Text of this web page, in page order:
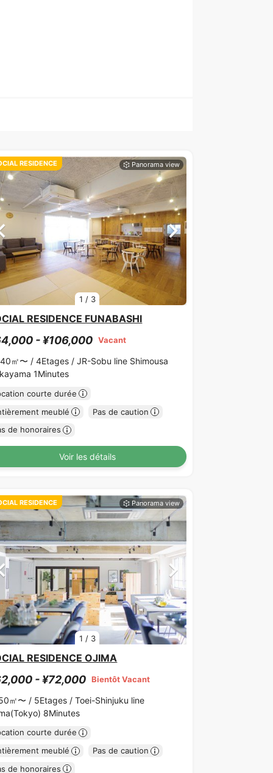
1 / 3
RESIDENCE
RESIDENCE FUNABASHI
- ¥106,000 Vacant
㎡〜 /4Etages /JR-Sobu line Shimousa
1Minutes
courte durée
meublé
Pas de caution
de honoraires
Voir les détails
1 / 3
RESIDENCE
RESIDENCE OJIMA
- ¥72,000 Bientôt Vacant
㎡〜 / 5Etages /Toei-Shinjuku line
8Minutes
courte durée
meublé
Pas de caution
de honoraires